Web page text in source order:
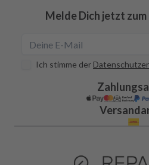
Melde Dich jetzt
Ich stimme der